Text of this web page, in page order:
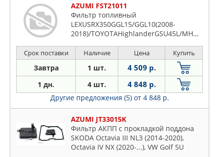
AZUMI FST21011
Фильтр топливный
LEXUSRX350GGL15/GGL10(2008-
2018)/TOYOTAHighlanderGSU45L/MHU48L/
2016)
Срок поставки Наличие Цена Купить
Завтра 1 шт. 4 509 р.
1 дн. 4 шт. 4 848 р.
Другие предложения (5) от 4 848 р.
AZUMI JT33015K
Фильтр АКПП с прокладкой поддона
SKODA Octavia III NL3 (2014-2020),
Octavia IV NX (2020-...), VW Golf 5U